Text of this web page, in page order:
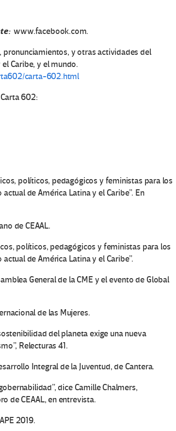
www.facebook.com.
pronunciamientos, y otras actividades del
Caribe, y el mundo.
carta-602.html
602:
políticos, pedagógicos y feministas para los
de América Latina y el Caribe”. En
de CEAAL.
políticos, pedagógicos y feministas para los
de América Latina y el Caribe”.
General de la CME y el evento de Global
de las Mujeres.
del planeta exige una nueva
Relecturas 41.
Integral de la Juventud, de Cantera.
dice Camille Chalmers,
de CEAAL, en entrevista.
2019.